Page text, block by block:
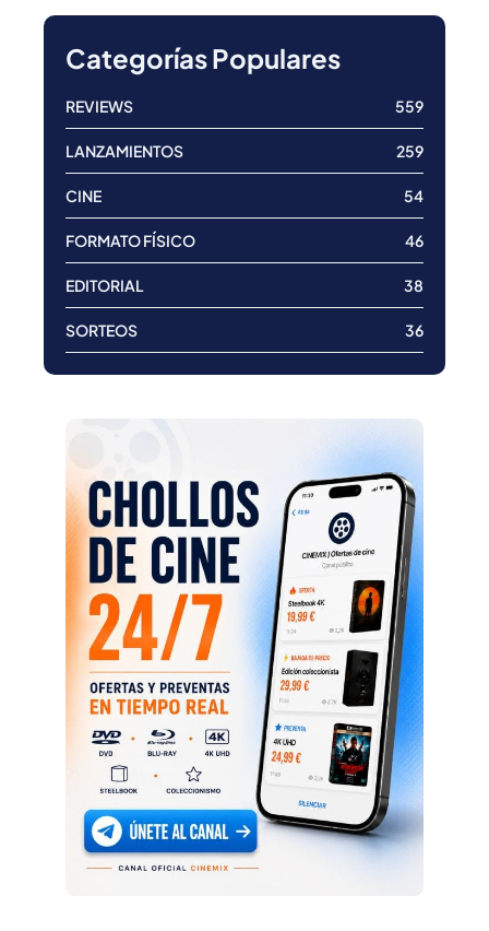
Categorías Populares
REVIEWS 559
LANZAMIENTOS 259
CINE 54
FORMATO FÍSICO 46
EDITORIAL 38
SORTEOS 36